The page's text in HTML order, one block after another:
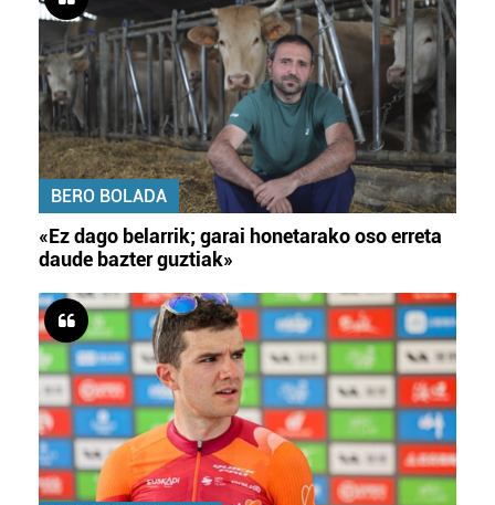
BERO BOLADA
«Ez dago belarrik; garai honetarako oso erreta
daude bazter guztiak»